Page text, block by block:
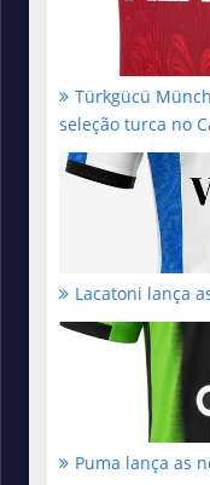
Türkgücü
seleção turca no
Lacatoni lança
Puma lança as